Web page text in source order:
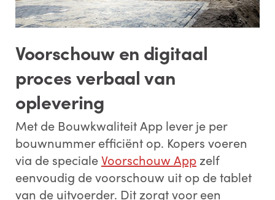
Voorschouw en digitaal
proces verbaal van
oplevering
Met de Bouwkwaliteit App lever je per
bouwnummer efficiënt op. Kopers voeren
via de specialeVoorschouw Appzelf
eenvoudig de voorschouw uit op de tablet
van de uitvoerder. Dit zorgt voor een